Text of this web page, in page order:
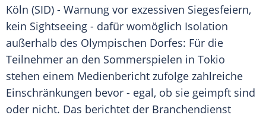
Köln (SID) - Warnung vor exzessiven Siegesfeiern,
kein Sightseeing - dafür womöglich Isolation
außerhalb des Olympischen Dorfes: Für die
Teilnehmer an den Sommerspielen in Tokio
stehen einem Medienbericht zufolge zahlreiche
Einschränkungen bevor - egal, ob sie geimpft sind
oder nicht. Das berichtet der Branchendienst